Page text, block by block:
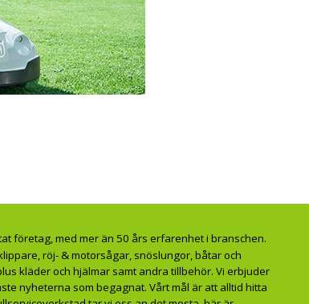
företag, med mer än 50 års erfarenhet i branschen.
röj- & motorsågar, snöslungor, båtar och
kläder och hjälmar samt andra tillbehör. Vi erbjuder
nyheterna som begagnat. Vårt mål är att alltid hitta